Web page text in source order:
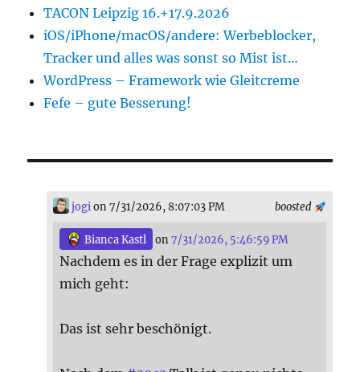
TACON Leipzig 16.+17.9.2026
iOS/iPhone/macOS/andere: Werbeblocker,
Tracker und alles was sonst so Mist ist…
WordPress – Framework wie Gleitcreme
Fefe – gute Besserung!
boosted
jogion 7/31/2026, 8:07:03 PM
Bianca Kastl on7/31/2026, 5:46:59 PM
Nachdem es in der Frage explizit um
mich geht:
Das ist sehr beschönigt.